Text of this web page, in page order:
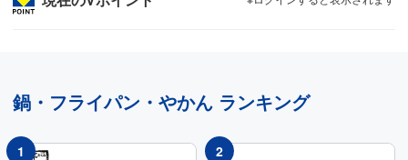
鍋・フライパン・やかん ランキング